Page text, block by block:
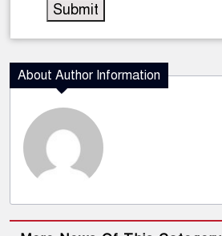
About Author Information